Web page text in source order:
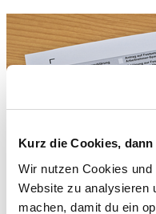
Kurz die Cookies,
Wir nutzen Cookies und
Website zu analysieren
machen, damit du ein